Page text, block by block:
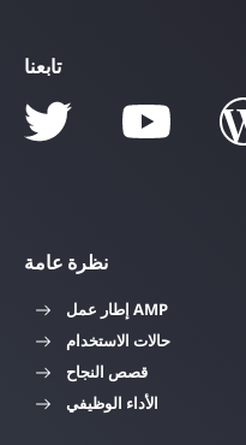
تابعنا
نظرة عامة
إطار عمل AMP
حالات الاستخدام
قصص النجاح
الأداء الوظيفي